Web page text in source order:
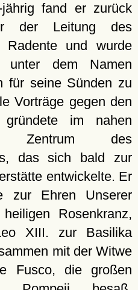
jährig fand er zurück
der Leitung des
Radente und wurde
unter dem Namen
für seine Sünden zu
Vorträge gegen den
gründete im nahen
Zentrum des
das sich bald zur
entwickelte. Er
zur Ehren Unserer
Rosenkranz,
XIII. zur Basilika
mit der Witwe
Fusco, die großen